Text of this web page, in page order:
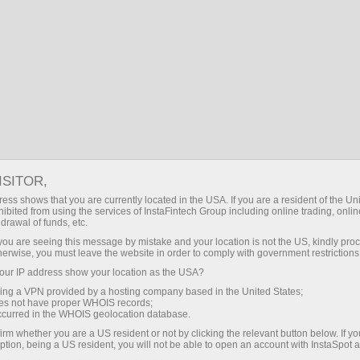
InstaSpot mempunyai kedudukan kompetitif yang
kuat dalam semua segmen utama. Kumpulan
syarikat ini telah menerima pelbagai anugerah
berprestij dari majalah perniagaan dan projek
eksposisi khusus untuk kualiti, keselamatan,
pendekatan inovatif, dan pelbagai pilihan untuk
perkhidmatan dan tawaran yang sempurna.
Muat Turun Platform Dagangan
shows that you are currently located in the USA. If you are a resident of the
from using the services of InstaFintech Group including online trading,
of funds, etc.
are seeing this message by mistake and your location is not the US, kindly
you must leave the website in order to comply with government
IP address show your location as the USA?
a VPN provided by a hosting company based in the United States;
not have proper WHOIS records;
in the WHOIS geolocation database.
whether you are a US resident or not by clicking the relevant button below. If
being a US resident, you will not be able to open an account with InstaSpot